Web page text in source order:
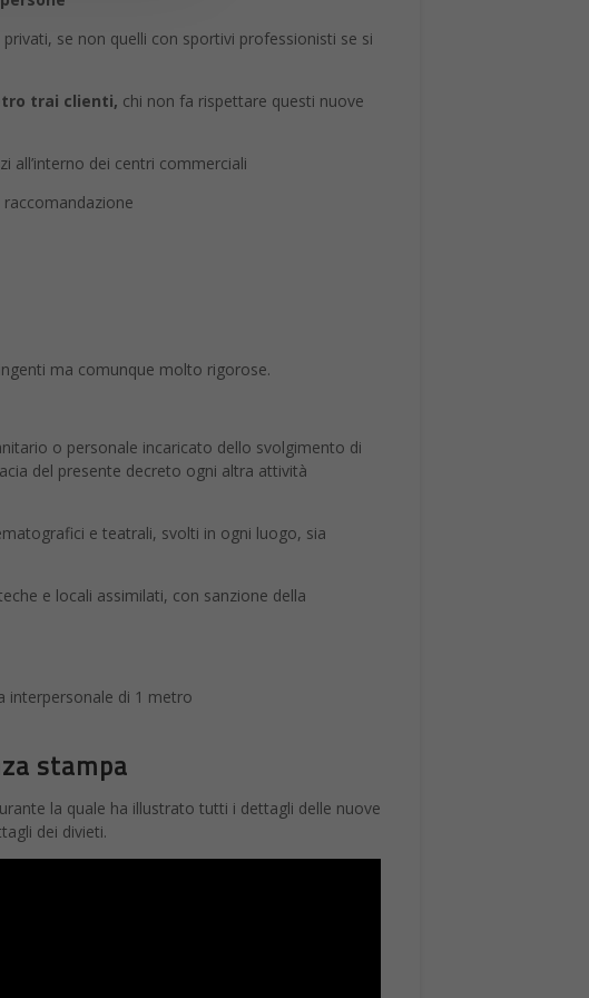
se non quelli con sportivi professionisti se si
trai clienti, chi non fa rispettare questi nuove
all’interno dei centri commerciali
ma comunque molto rigorose.
o personale incaricato dello svolgimento di
del presente decreto ogni altra attività
e teatrali, svolti in ogni luogo, sia
e locali assimilati, con sanzione della
interpersonale di 1 metro
stampa
la quale ha illustrato tutti i dettagli delle nuove
dei divieti.